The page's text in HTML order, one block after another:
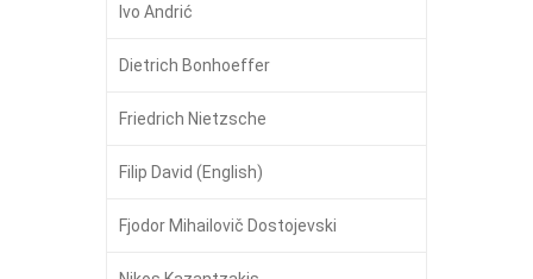
Ivo Andrić
Dietrich Bonhoeffer
Friedrich Nietzsche
Filip David (English)
Fjodor Mihailovič Dostojevski